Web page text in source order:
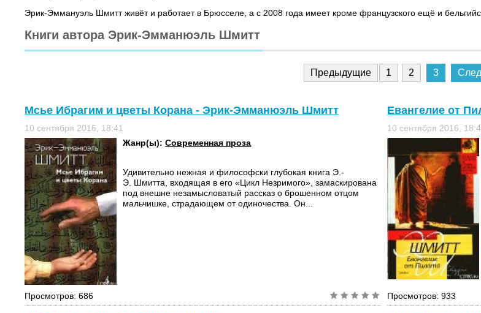
Эрик-Эммануэль Шмитт живёт и работает в Брюсселе, а с 2008 года имеет кроме французского ещё и
Книги автора Эрик-Эмманюэль Шмитт
Предыдущие 1 2 3
Мсье Ибрагим и цветы Корана - Эрик-Эмманюэль Шмитт
10 сентября 2016, 18:41
Жанр(ы):Современная проза
Удивительно нежная и философски глубокая книга Э.-
Э. Шмитта, входящая в его «Цикл Незримого», замаскирована
под внешне незамысловатый рассказ о брошенном отцом
мальчишке, страдающем от одиночества. Он...
Просмотров: 686
Евангелие от
10 сентября 2016,
Просмотров: 933